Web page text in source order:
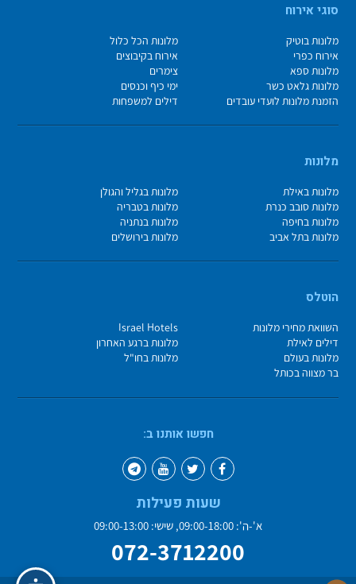
סוגי אירוח
מלונות בוטיק
מלונות הכל כלול
אירוח כפרי
אירוח בקיבוצים
מלונות ספא
צימרים
מלונות גלאט כשר
ימי כיף וכנסים
הזמנת מלונות לועדי עובדים
דילים למשפחות
מלונות
מלונות באילת
מלונות בגליל והגולן
מלונות סובב כנרת
מלונות בטבריה
מלונות בחיפה
מלונות בנתניה
מלונות בתל אביב
מלונות בירושלים
הוטלס
השוואת מחירי מלונות
Israel Hotels
דילים לאילת
מלונות ברגע האחרון
מלונות בעולם
מלונות בחו"ל
בר מצווה בכותל
חפשו אותנו ב:
שעות פעילות
א'-ה': 09:00-18:00, שישי: 09:00-13:00
072-3712200